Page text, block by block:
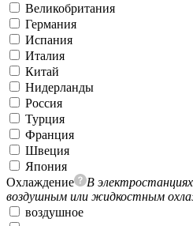
Великобритания
Германия
Испания
Италия
Китай
Нидерланды
Россия
Турция
Франция
Швеция
Япония
Охлаждение
В
воздушным или жидкостным
воздушное